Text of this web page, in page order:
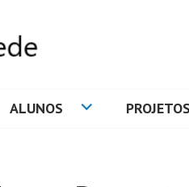
ALUNOS PROJETOS